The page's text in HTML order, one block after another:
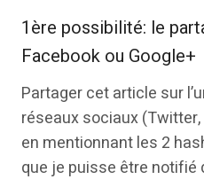
1ère possibilité: le
Facebook ou Google+
Partager cet article sur
réseaux sociaux
en mentionnant les 2
que je puisse être notifié